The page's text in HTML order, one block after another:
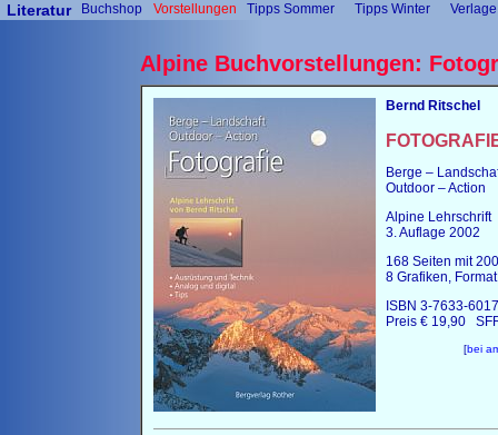
Literatur Buchshop Vorstellungen Tipps Sommer Tipps Winter Verlage
Alpine Buchvorstellungen:
Bernd Ritschel
Berge –
Outdoor – Action
Alpine Lehrschrift
3. Auflage 2002
168 Seiten mit
8 Grafiken,
ISBN 3-7633-
Preis € 19,90
[bei